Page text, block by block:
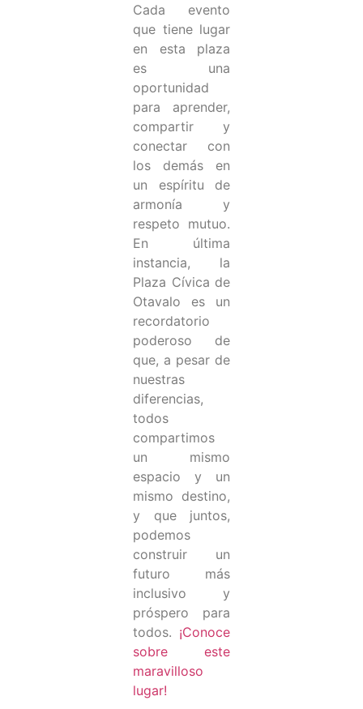
Cada evento
que tiene lugar
en esta plaza
es una
oportunidad
para aprender,
compartir y
conectar con
los demás en
un espíritu de
armonía y
respeto mutuo.
En última
instancia, la
Plaza Cívica de
Otavalo es un
recordatorio
poderoso de
que, a pesar de
nuestras
diferencias,
todos
compartimos
un mismo
espacio y un
mismo destino,
y que juntos,
podemos
construir un
futuro más
inclusivo y
próspero para
todos. ¡Conoce
sobre este
maravilloso
lugar!